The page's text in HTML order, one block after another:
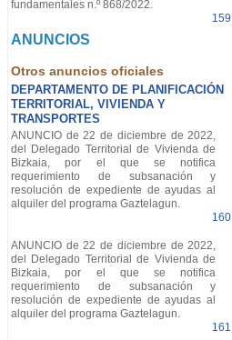
fundamentales n.º 868/2022.
159
ANUNCIOS
Otros anuncios oficiales
DEPARTAMENTO DE PLANIFICACIÓN
TERRITORIAL, VIVIENDA Y
TRANSPORTES
ANUNCIO de 22 de diciembre de 2022,
del Delegado Territorial de Vivienda de
Bizkaia, por el que se notifica
requerimiento de subsanación y
resolución de expediente de ayudas al
alquiler del programa Gaztelagun.
160
ANUNCIO de 22 de diciembre de 2022,
del Delegado Territorial de Vivienda de
Bizkaia, por el que se notifica
requerimiento de subsanación y
resolución de expediente de ayudas al
alquiler del programa Gaztelagun.
161